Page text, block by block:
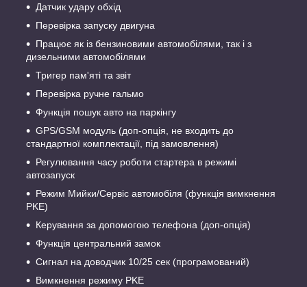
Датчик удару обхід
Перевірка запуску двигуна
Працює як із бензиновими автомобілями, так і з
дизельними автомобілями
Тригер пам'яті та звіт
Перевірка ручне гальмо
Функція пошук авто на паркінгу
GPS/GSM модуль (доп-опція, не входить до
стандартної комплектації, під замовлення)
Регулювання часу роботи стартера в режимі
автозапуск
Режим Мийки/Сервіс автомобіля (функція вимкнення
PKE)
Керування за допомогою телефона (доп-опція)
Функція центральний замок
Сигнал на доводчик 10/25 сек (програмований)
Вимкнення режиму PKE